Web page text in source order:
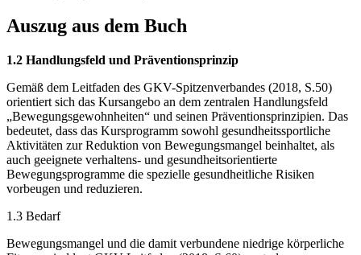
Auszug aus dem Buch
1.2 Handlungsfeld und Präventionsprinzip
Gemäß dem Leitfaden des GKV-Spitzenverbandes (2018, S.50)
orientiert sich das Kursangebo an dem zentralen Handlungsfeld
„Bewegungsgewohnheiten“ und seinen Präventionsprinzipien. Das
bedeutet, dass das Kursprogramm sowohl gesundheitssportliche
Aktivitäten zur Reduktion von Bewegungsmangel beinhaltet, als
auch geeignete verhaltens- und gesundheitsorientierte
Bewegungsprogramme die spezielle gesundheitliche Risiken
vorbeugen und reduzieren.
1.3 Bedarf
Bewegungsmangel und die damit verbundene niedrige körperliche